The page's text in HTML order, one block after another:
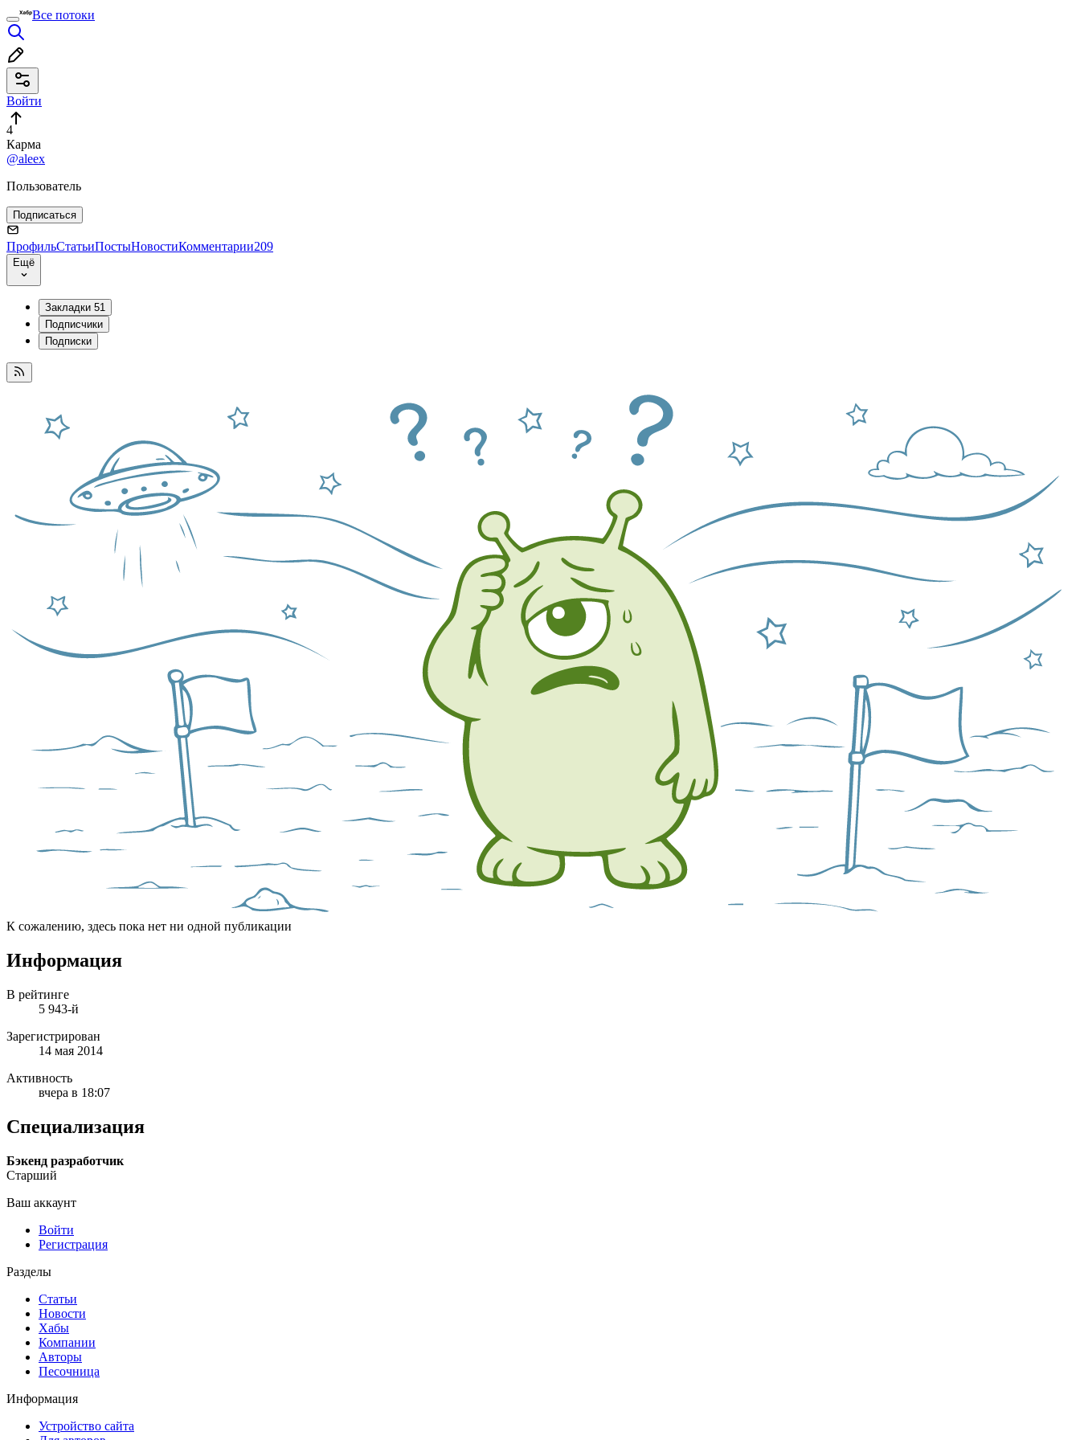
Все потоки
Войти
4
Карма
@aleex
Пользователь
Подписаться
ПрофильСтатьиПостыНовостиКомментарии209
Ещё
Закладки 51
Подписчики
Подписки
К сожалению, здесь пока нет ни одной публикации
Информация
В рейтинге
5 943-й
Зарегистрирован
14 мая 2014
Активность
вчера в 18:07
Специализация
Бэкенд разработчик
Старший
Ваш аккаунт
Войти
Регистрация
Разделы
Статьи
Новости
Хабы
Компании
Авторы
Песочница
Информация
Устройство сайта